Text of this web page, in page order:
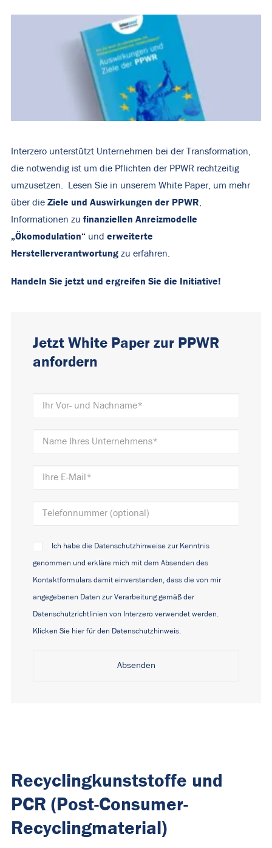
Interzero unterstützt Unternehmen bei der Transformation,
die notwendig ist um die Pflichten der PPWR rechtzeitig
umzusetzen. Lesen Sie in unserem White Paper, um mehr
über die Ziele und Auswirkungen der PPWR
Informationen zu finanziellen Anreizmodelle
„Ökomodulation“ und erweiterte
Herstellerverantwortung zu erfahren.
Handeln Sie jetzt und ergreifen Sie die Initiative!
Jetzt White Paper zur PPWR
anfordern
Ich habe die Datenschutzhinweise zur Kenntnis
genommen und erkläre mich mit dem Absenden des
Kontaktformulars damit einverstanden, dass die von mir
angegebenen Daten zur Verarbeitung gemäß der
Datenschutzrichtlinien von Interzero verwendet werden.
Klicken Sie hier für den Datenschutzhinweis.
Recyclingkunststoffe und
PCR (Post-Consumer-
Recyclingmaterial)